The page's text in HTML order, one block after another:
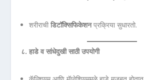
शरीराचीडिटॉक्सिफिकेशनप्रक्रिया सुधारतो.
८. हाडे व सांधेदुखी साठी उपयोगी